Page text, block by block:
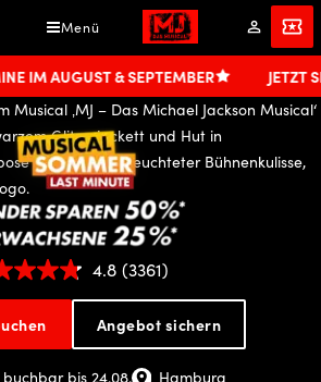
Menü
Mein
Konto
Angebot
& SEPTEMBER JETZT SICHERN!
MJ
Das
4.8 (3361)
Angebot sichern
bis 24.08. Hamburg